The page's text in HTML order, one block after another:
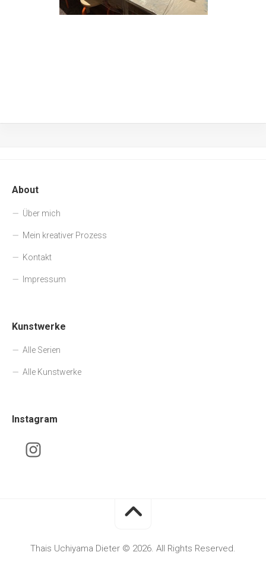
About
Über mich
Mein kreativer Prozess
Kontakt
Impressum
Kunstwerke
Alle Serien
Alle Kunstwerke
Instagram
Thais Uchiyama Dieter © 2026. All Rights Reserved.